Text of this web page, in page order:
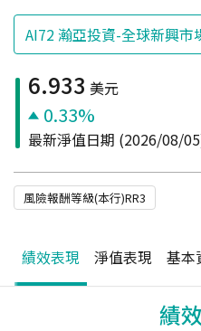
6.933 美元
0.33%
最新淨值日期 (2026/08/
風險報酬等級(本行)RR3
績效表現 淨值表現 基本
績